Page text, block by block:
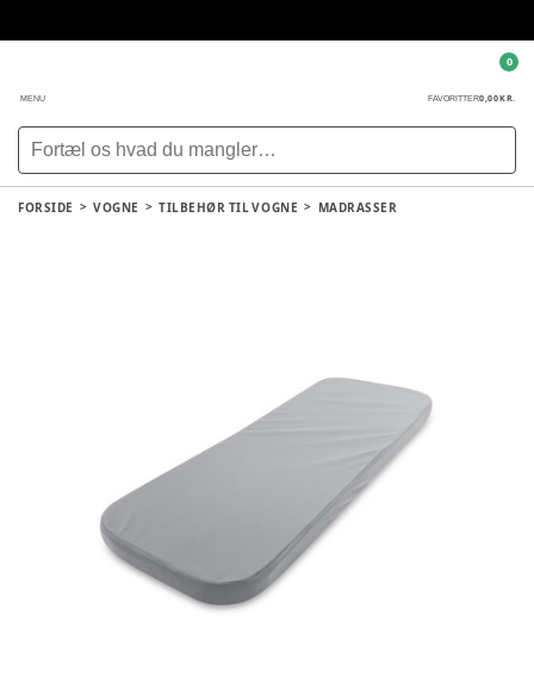
MENU FAVORITTER0,00 KR.
0
FORSIDE VOGNE TILBEHØR TIL VOGNE MADRASSER